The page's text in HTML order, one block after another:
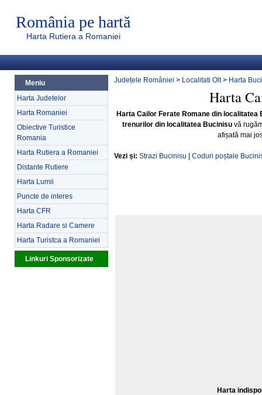
România pe hartă
Harta Rutiera a Romaniei
Meniu
Harta Judetelor
Harta Romaniei
Obiective Turistice
Romania
Harta Rutiera a Romaniei
Distante Rutiere
Harta Lumii
Puncte de interes
Harta CFR
Harta Radare si Camere
Harta Turistca a Romaniei
Linkuri Sponsorizate
Județele României > Localitati Olt> Harta
Harta
Harta Cailor Ferate Romane din localitatea
trenurilor din localitatea Bucinisuvă
afișată mai
Vezi și: Strazi Bucinisu Coduri poștale
Harta